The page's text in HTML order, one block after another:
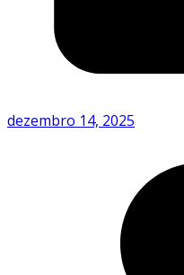
dezembro 14, 2025